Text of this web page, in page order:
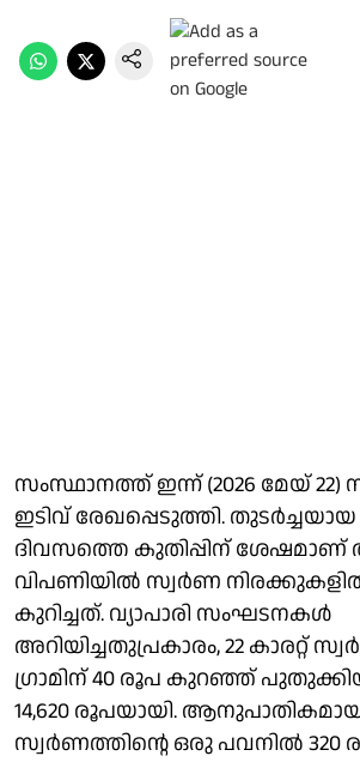
സംസ്ഥാനത്ത് ഇന്ന് (2026 മേയ്
ഇടിവ് രേഖപ്പെടുത്തി.
ദിവസത്തെ കുതിപ്പിന് ശേഷമാണ്
വിപണിയിൽ സ്വർണ
കുറിച്ചത്. വ്യാപാരി സം​ഘടനകൾ
അറിയിച്ചതുപ്രകാരം, 22 കാരറ്റ്
ഗ്രാമിന് 40 രൂപ കുറഞ്ഞ്
14,620 രൂപയായി. ആനുപാതികമായി
സ്വർണത്തിന്റെ ഒരു പവനിൽ 320